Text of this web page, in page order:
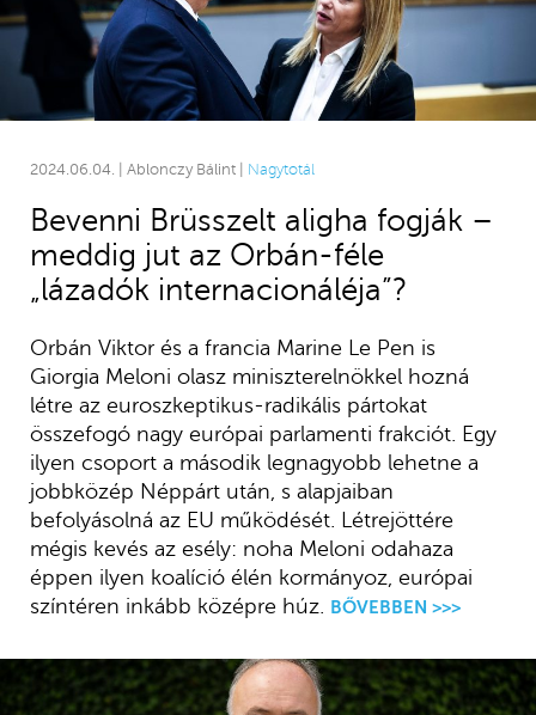
2024.06.04. | Ablonczy Bálint | Nagytotál
Bevenni Brüsszelt aligha fogják –
meddig jut az Orbán-féle
„lázadók internacionáléja”?
Orbán Viktor és a francia Marine Le Pen is
Giorgia Meloni olasz miniszterelnökkel hozná
létre az euroszkeptikus-radikális pártokat
összefogó nagy európai parlamenti frakciót. Egy
ilyen csoport a második legnagyobb lehetne a
jobbközép Néppárt után, s alapjaiban
befolyásolná az EU működését. Létrejöttére
mégis kevés az esély: noha Meloni odahaza
éppen ilyen koalíció élén kormányoz, európai
színtéren inkább középre húz.
BŐVEBBEN >>>